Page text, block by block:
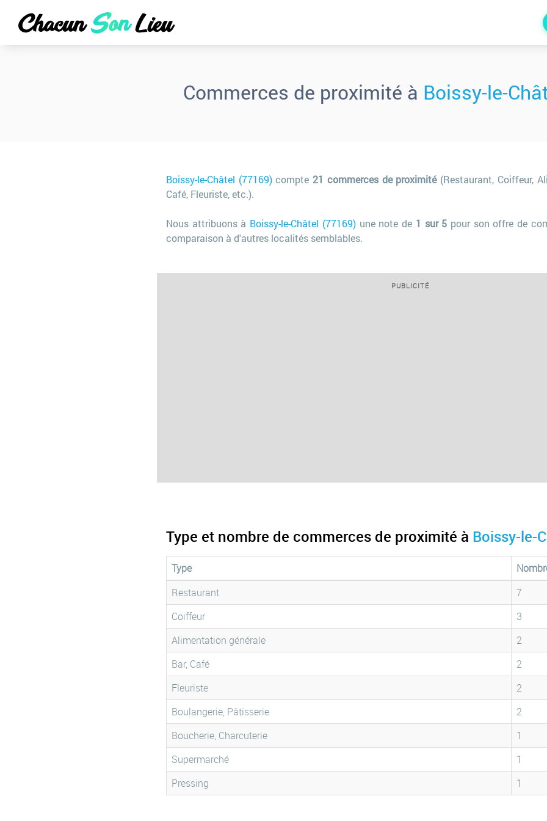
Commerces de proximité à Boissy-le-
Boissy-le-Châtel (77169)compte21 commerces de proximité(Restaurant, Coiffeur,
Café, Fleuriste, etc.).
Nous attribuons à Boissy-le-Châtel (77169)une note de 1 sur 5 pour son offre de
comparaison à d'autres localités semblables.
PUBLICITÉ
Type et nombre de commerces de proximité à Boissy-le-
Type
Restaurant
7
Coiffeur
3
Alimentation générale
2
Bar, Café
2
Fleuriste
2
Boulangerie, Pâtisserie
2
Boucherie, Charcuterie
1
Supermarché
1
Pressing
1